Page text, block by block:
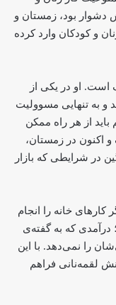
دشوار بود، زمستان و
و کودکان وارد کرده
سه کودک است. او در یکی از
به تنهایی مسوولیت
باید از هر راه ممکن
اکنون در زمستان،
در شرایطی که بازار
خانه را انجام
که به گفته‌ی
را نمی‌دهد. با این
لقمه‌نانی فراهم